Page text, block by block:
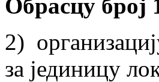
Обрасцу број
2)
за јединицу